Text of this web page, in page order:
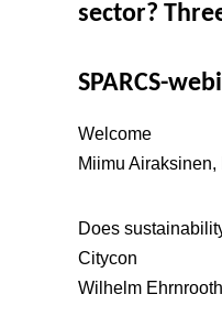
sector?
SPARCS-
Welcome
Miimu
Does
Citycon
Wilhelm